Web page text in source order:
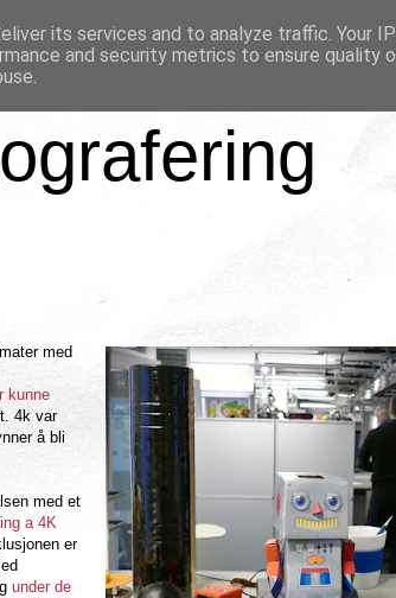
med
kunne
4k var
å bli
med et
a 4K
er
under de
its services and to analyze traffic. Your
and security metrics to ensure quality